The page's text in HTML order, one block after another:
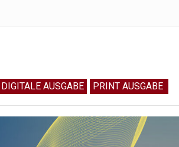
DIGITALE AUSGABE PRINT AUSGABE